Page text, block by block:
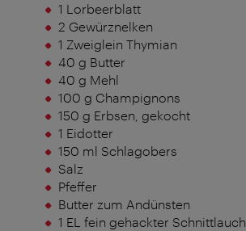
1 Lorbeerblatt
2 Gewürznelken
1 Zweiglein Thymian
40 g Butter
40 g Mehl
100 g Champignons
150 g Erbsen, gekocht
1 Eidotter
150 ml Schlagobers
Salz
Pfeffer
Butter zum Andünsten
1 EL fein gehackter Schnittlauch